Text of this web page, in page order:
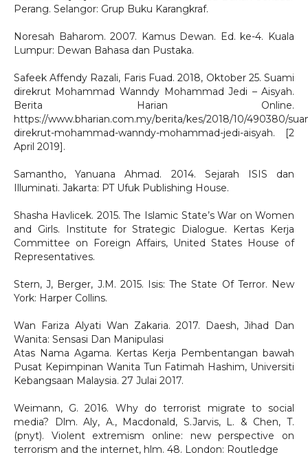
Perang. Selangor: Grup Buku Karangkraf.
Noresah Baharom. 2007. Kamus Dewan. Ed. ke-4. Kuala
Lumpur: Dewan Bahasa dan Pustaka.
Safeek Affendy Razali, Faris Fuad. 2018, Oktober 25. Suami
direkrut Mohammad Wanndy Mohammad Jedi – Aisyah.
Berita Harian Online.
https://www.bharian.com.my/berita/kes/2018/10/490380/
direkrut-mohammad-wanndy-mohammad-jedi-aisyah. [2
April 2019].
Samantho, Yanuana Ahmad. 2014. Sejarah ISIS dan
Illuminati. Jakarta: PT Ufuk Publishing House.
Shasha Havlicek. 2015. The Islamic State’s War on Women
and Girls. Institute for Strategic Dialogue. Kertas Kerja
Committee on Foreign Affairs, United States House of
Representatives.
Stern, J, Berger, J.M. 2015. Isis: The State Of Terror. New
York: Harper Collins.
Wan Fariza Alyati Wan Zakaria. 2017. Daesh, Jihad Dan
Wanita: Sensasi Dan Manipulasi
Atas Nama Agama. Kertas Kerja Pembentangan bawah
Pusat Kepimpinan Wanita Tun Fatimah Hashim, Universiti
Kebangsaan Malaysia. 27 Julai 2017.
Weimann, G. 2016. Why do terrorist migrate to social
media? Dlm. Aly, A., Macdonald, S.Jarvis, L. & Chen, T.
(pnyt). Violent extremism online: new perspective on
terrorism and the internet, hlm. 48. London: Routledge